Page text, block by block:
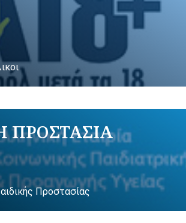
ΠΡΟΣΤΑΣΙΑ
Προστασίας